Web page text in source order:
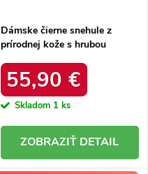
Dámske čierne snehule z
prírodnej kože s hrubou
produktu OO274A206
55,90 €
Skladom 1 ks
DETAIL